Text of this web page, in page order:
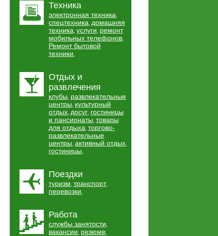
Техника
электронная техника,
спецтехника, домашняя
техника, услуги, ремонт
мобильных телефонов,
Ремонт бытовой
техники,
Отдых и
развлечения
клубы, развлекательные
центры, культурный
отдых, досуг, гостиницы
и пансионаты, товары
для отдыха, торгово-
развлекательные
центры, активный отдых,
гостиницы,
Поездки
туризм, транспорт,
перевозки,
Работа
службы занятости,
вакансии, резюме,